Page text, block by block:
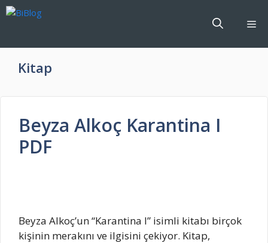
İçeriğe
Kitap
Beyza Alkoç Karantina I
PDF
Beyza Alkoç’un “Karantina I” isimli kitabı birçok
kişinin merakını ve ilgisini çekiyor. Kitap,